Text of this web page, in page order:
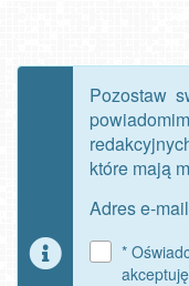
Pozostaw
które mają
Adres e-
*
akceptuję